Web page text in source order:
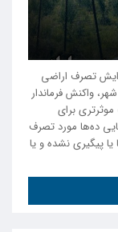
تصرف اراضی
واکنش فرماندار
برای
ده‌ها مورد تصرف
پیگیری نشده و یا